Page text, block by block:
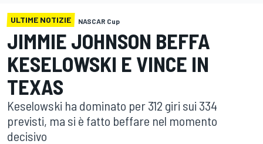
ULTIME NOTIZIE NASCAR Cup
JIMMIE JOHNSON BEFFA
KESELOWSKI E VINCE IN
TEXAS
Keselowski ha dominato per 312 giri sui 334
previsti, ma si è fatto beffare nel momento
decisivo